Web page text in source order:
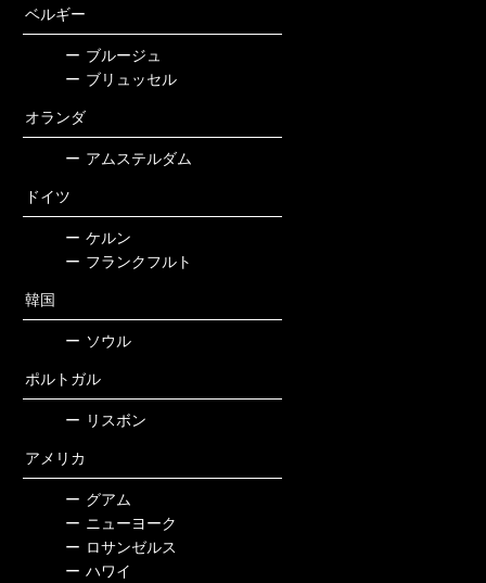
ベルギー
ー ブルージュ
ー ブリュッセル
オランダ
ー アムステルダム
ドイツ
ー ケルン
ー フランクフルト
韓国
ー ソウル
ポルトガル
ー リスボン
アメリカ
ー グアム
ー ニューヨーク
ー ロサンゼルス
ー ハワイ